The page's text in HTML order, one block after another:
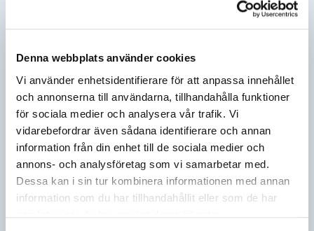
Denna webbplats använder cookies
Vi använder enhetsidentifierare för att anpassa innehållet
och annonserna till användarna, tillhandahålla funktioner
för sociala medier och analysera vår trafik. Vi
vidarebefordrar även sådana identifierare och annan
information från din enhet till de sociala medier och
annons- och analysföretag som vi samarbetar med.
Dessa kan i sin tur kombinera informationen med annan
information som du har tillhandahållit eller som de har
Kvinnohälsa
Stress/ Sömn+3
-25%